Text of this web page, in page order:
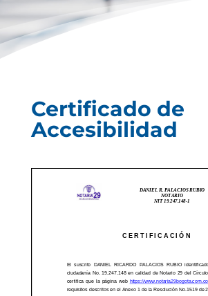
Certificado de
Accesibilidad